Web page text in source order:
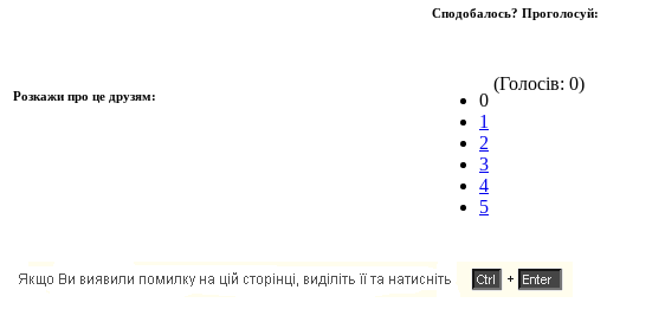
Розкажи про це друзям:
Сподобалось? Проголосуй:
0
1
2
3
4
5
(Голосів: 0)